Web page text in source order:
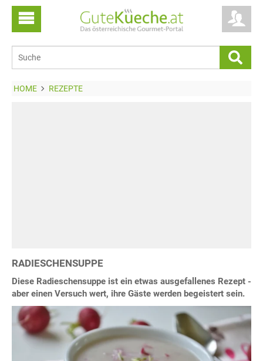
HOME REZEPTE
RADIESCHENSUPPE
Diese Radieschensuppe ist ein etwas ausgefallenes Rezept -
aber einen Versuch wert, ihre Gäste werden begeistert sein.